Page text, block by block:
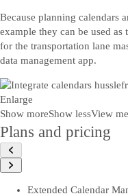
Because planning calendars
example they can be used
for the transportation lane
data management app.
Enlarge
Show moreShow lessView
Plans and pricing
Extended Calendar